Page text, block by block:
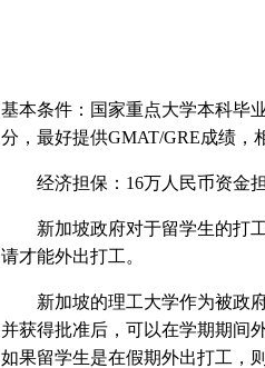
基本条件：国家重点大学本科毕
分，最好提供GMAT/GRE成绩，
经济担保：16万人民币资金
新加坡政府对于留学生的打工
请才能外出打工。
新加坡的理工大学作为被政府
并获得批准后，可以在学期期间
如果留学生是在假期外出打工，